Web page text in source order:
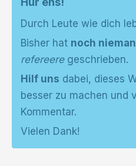
Durch Leute wie dich
Bisher hat noch
refereeregeschrieben.
Hilf uns dabei, dieses
besser zu machen und
Kommentar.
Vielen Dank!